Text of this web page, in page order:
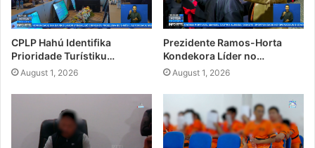
CPLP Hahú Identifika
Prioridade Turístiku…
August 1, 2026
Prezidente Ramos-Horta
Kondekora Líder no…
August 1, 2026